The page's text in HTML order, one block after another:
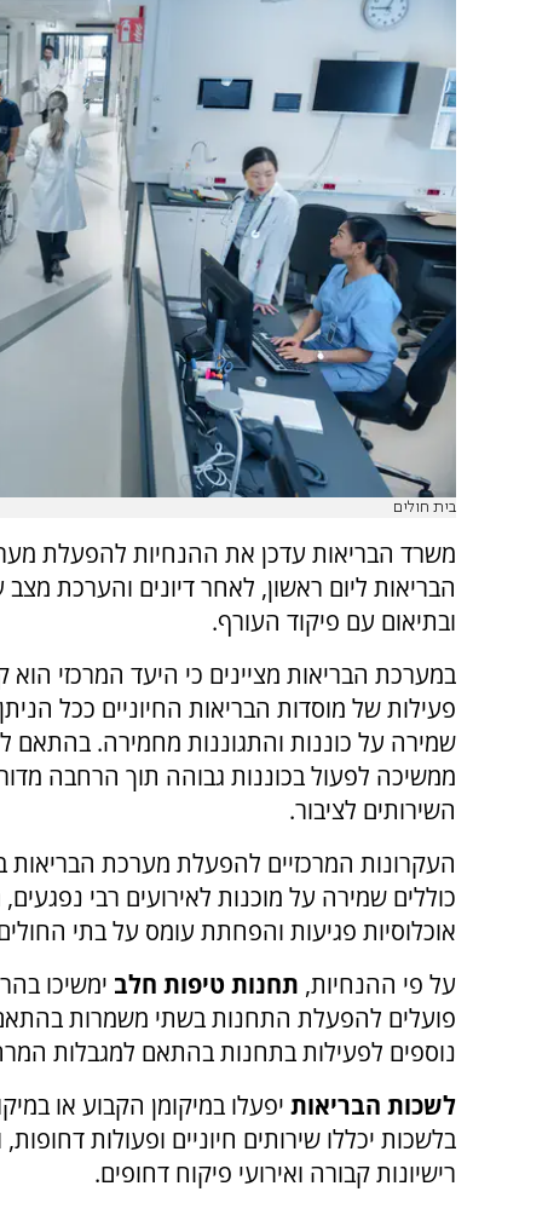
בית חולים
משרד הבריאות עדכן את ההנחיות להפעלת
הבריאות ליום ראשון, לאחר דיונים והערכת מצב
ובתיאום עם פיקוד העורף.
במערכת הבריאות מציינים כי היעד המרכזי הוא
פעילות של מוסדות הבריאות החיוניים ככל
שמירה על כוננות והתגוננות מחמירה. בהתאם
ממשיכה לפעול בכוננות גבוהה תוך הרחבה
השירותים לציבור.
העקרונות המרכזיים להפעלת מערכת הבריאות
כוללים שמירה על מוכנות לאירועים רבי
אוכלוסיות פגיעות והפחתת עומס על בתי
על פי ההנחיות, תחנות טיפות חלב ימשיכו
פועלים להפעלת התחנות בשתי משמרות
נוספים לפעילות בתחנות בהתאם למגבלות
לשכות הבריאות יפעלו במיקומן הקבוע או
בלשכות יכללו שירותים חיוניים ופעולות
רישיונות קבורה ואירועי פיקוח דחופים.